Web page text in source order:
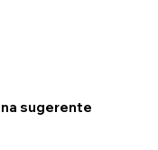
sugerente